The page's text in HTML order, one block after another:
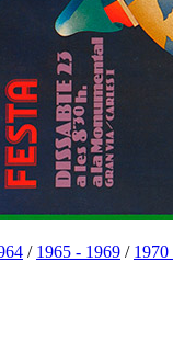
/ 1965 - 1969 / 1970